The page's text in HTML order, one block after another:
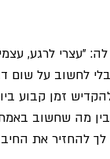
"עצרי לרגע, עצמי
לחשוב על שום
זמן קבוע
מה שחשוב
להחזיר את